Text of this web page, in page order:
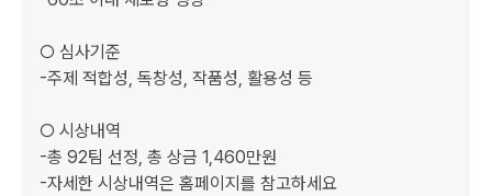
○ 심사기준
-주제 적합성, 독창성, 작품성, 활용성 등
○ 시상내역
-총 92팀 선정, 총 상금 1,460만원
-자세한 시상내역은 홈페이지를 참고하세요